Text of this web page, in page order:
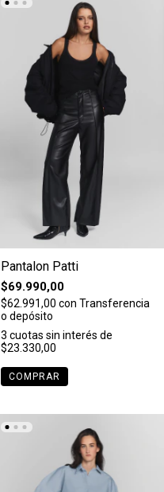
Pantalon Patti
$69.990,00
$62.991,00 con Transferencia
o depósito
3 cuotas sin interés de
$23.330,00
COMPRAR